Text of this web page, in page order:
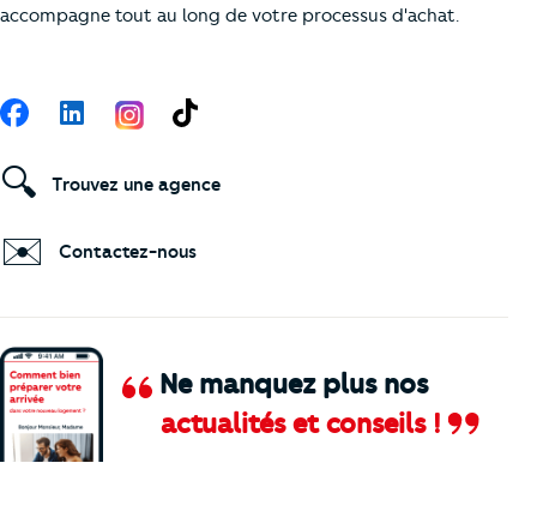
accompagne tout au long de votre processus d'achat.
Ne manquez plus nos
actualités et conseils !
Suivez-nous
FacebookLinkedIn TikTok
🔍 Trouvez une agence
✉️ Contactez-nous